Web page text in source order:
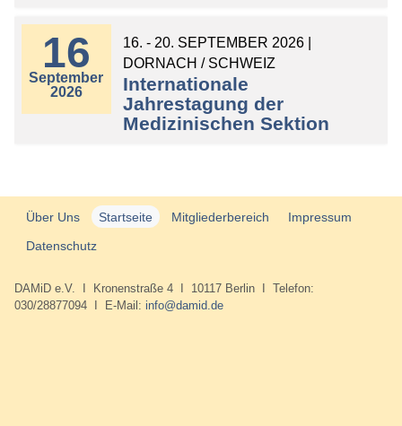
16
September
2026
16. - 20. SEPTEMBER 2026 |
DORNACH / SCHWEIZ
Internationale
Jahrestagung der
Medizinischen Sektion
Über Uns Startseite Mitgliederbereich
Impressum
Datenschutz
DAMiD e.V. I Kronenstraße 4 I 10117 Berlin I Telefon:
030/28877094 I E-Mail: info@damid.de